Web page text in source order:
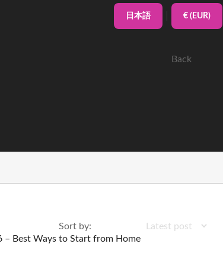
日本語 € (EUR)
Back
Sort by: